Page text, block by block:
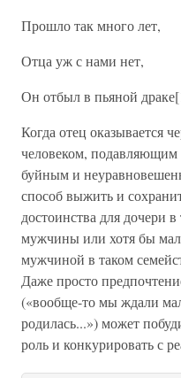
Прошло так много лет,
Отца уж с нами нет,
Он отбыл в пьяной
Когда отец оказывается
человеком, подавляющим
буйным и
способ выжить и
достоинства для дочери
мужчины или хотя бы
мужчиной в таком
Даже просто
(«вообще-то мы ждали
родилась...») может
роль и конкурировать с